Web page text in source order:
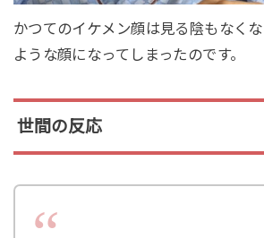
かつてのイケメン顔は見る陰もなく
ような顔になってしまったのです。
世間の反応